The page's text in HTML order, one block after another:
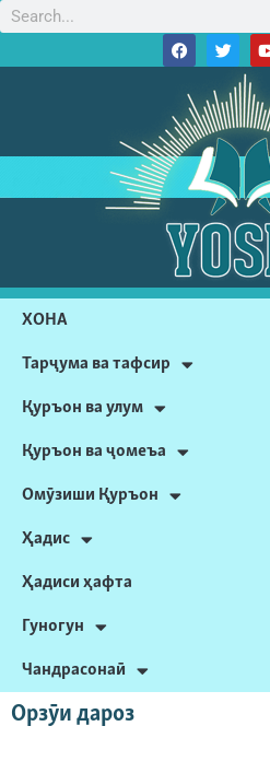
ХОНА
Тарҷума ва тафсир
Қуръон ва улум
Қуръон ва ҷомеъа
Омӯзиши Қуръон
Ҳадис
Ҳадиси ҳафта
Гуногун
Чандрасонаӣ
Орзӯи дароз